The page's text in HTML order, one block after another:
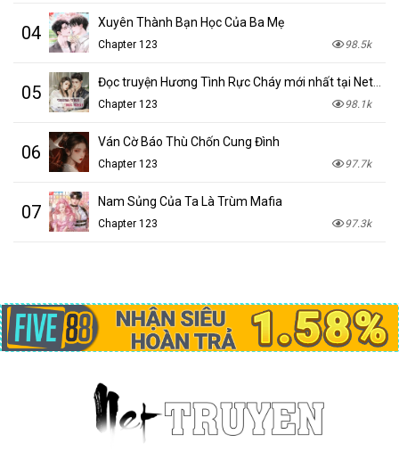
04 Xuyên Thành Bạn Học Của Ba Mẹ
Chapter 123 98.5k
05
Chapter 123 98.1k
06 Ván Cờ Báo Thù Chốn Cung Đình
Chapter 123 97.7k
07 Nam Sủng Của Ta Là Trùm Mafia
Chapter 123 97.3k